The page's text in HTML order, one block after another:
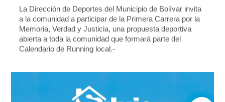
La Dirección de Deportes del Municipio de Bolívar invita
a la comunidad a participar de la Primera Carrera por la
Memoria, Verdad y Justicia, una propuesta deportiva
abierta a toda la comunidad que formará parte del
Calendario de Running local.-